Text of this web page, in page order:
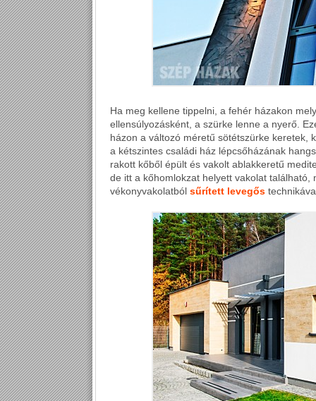
Ha meg kellene tippelni, a fehér házakon
ellensúlyozásként, a szürke lenne a nyerő.
házon a változó méretű sötétszürke keretek,
a kétszintes családi ház lépcsőházának
rakott kőből épült és vakolt ablakkeretű
de itt a kőhomlokzat helyett vakolat található,
vékonyvakolatból sűrített levegős